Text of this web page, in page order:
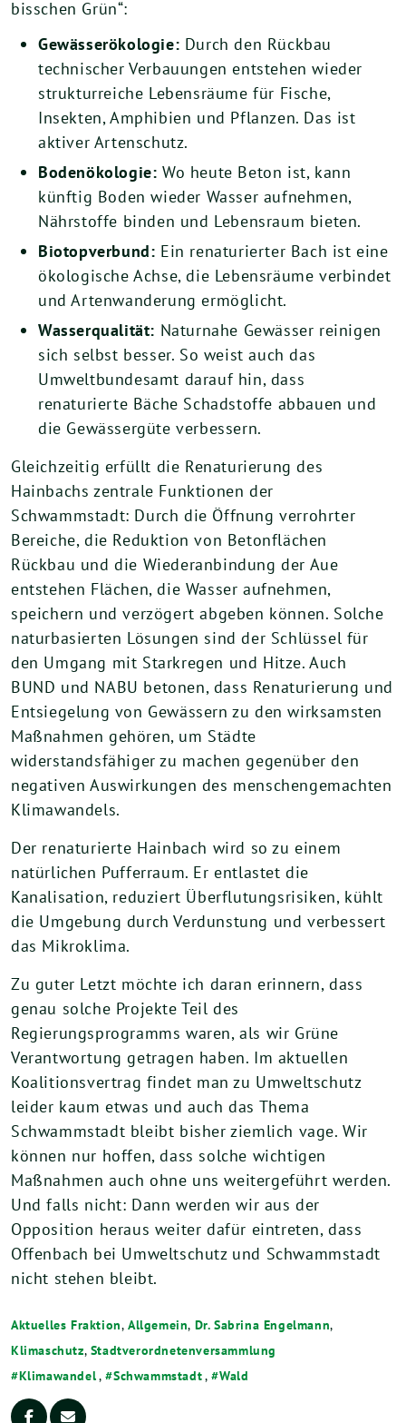
bisschen Grün“:
Gewässerökologie: Durch den Rückbau
technischer Verbauungen entstehen wieder
strukturreiche Lebensräume für Fische,
Insekten, Amphibien und Pflanzen. Das ist
aktiver Artenschutz.
Bodenökologie: Wo heute Beton ist, kann
künftig Boden wieder Wasser aufnehmen,
Nährstoffe binden und Lebensraum bieten.
Biotopverbund: Ein renaturierter Bach ist eine
ökologische Achse, die Lebensräume verbindet
und Artenwanderung ermöglicht.
Wasserqualität: Naturnahe Gewässer reinigen
sich selbst besser. So weist auch das
Umweltbundesamt darauf hin, dass
renaturierte Bäche Schadstoffe abbauen und
die Gewässergüte verbessern.
Gleichzeitig erfüllt die Renaturierung des
Hainbachs zentrale Funktionen der
Schwammstadt: Durch die Öffnung verrohrter
Bereiche, die Reduktion von Betonflächen
Rückbau und die Wiederanbindung der Aue
entstehen Flächen, die Wasser aufnehmen,
speichern und verzögert abgeben können. Solche
naturbasierten Lösungen sind der Schlüssel für
den Umgang mit Starkregen und Hitze. Auch
BUND und NABU betonen, dass Renaturierung und
Entsiegelung von Gewässern zu den wirksamsten
Maßnahmen gehören, um Städte
widerstandsfähiger zu machen gegenüber den
negativen Auswirkungen des menschengemachten
Klimawandels.
Der renaturierte Hainbach wird so zu einem
natürlichen Pufferraum. Er entlastet die
Kanalisation, reduziert Überflutungsrisiken, kühlt
die Umgebung durch Verdunstung und verbessert
das Mikroklima.
Zu guter Letzt möchte ich daran erinnern, dass
genau solche Projekte Teil des
Regierungsprogramms waren, als wir Grüne
Verantwortung getragen haben. Im aktuellen
Koalitionsvertrag findet man zu Umweltschutz
leider kaum etwas und auch das Thema
Schwammstadt bleibt bisher ziemlich vage. Wir
können nur hoffen, dass solche wichtigen
Maßnahmen auch ohne uns weitergeführt werden.
Und falls nicht: Dann werden wir aus der
Opposition heraus weiter dafür eintreten, dass
Offenbach bei Umweltschutz und Schwammstadt
nicht stehen bleibt.
Aktuelles Fraktion,Allgemein, Dr. Sabrina Engelmann,
Klimaschutz, Stadtverordnetenversammlung
Klimawandel, Schwammstadt, Wald